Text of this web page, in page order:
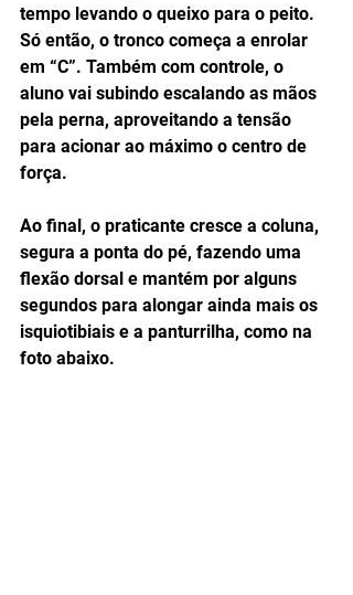
tempo levando o queixo para o peito.
Só então, o tronco começa a enrolar
em “C”. Também com controle, o
aluno vai subindo escalando as mãos
pela perna, aproveitando a tensão
para acionar ao máximo o centro de
força.
Ao final, o praticante cresce a coluna,
segura a ponta do pé, fazendo uma
flexão dorsal e mantém por alguns
segundos para alongar ainda mais os
isquiotibiais e a panturrilha, como na
foto abaixo.